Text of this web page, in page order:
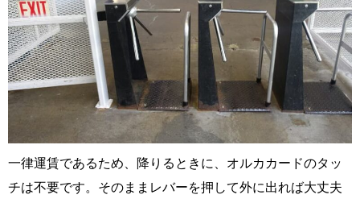
一律運賃であるため、降りるときに、オルカカードのタッ
チは不要です。そのままレバーを押して外に出れば大丈夫